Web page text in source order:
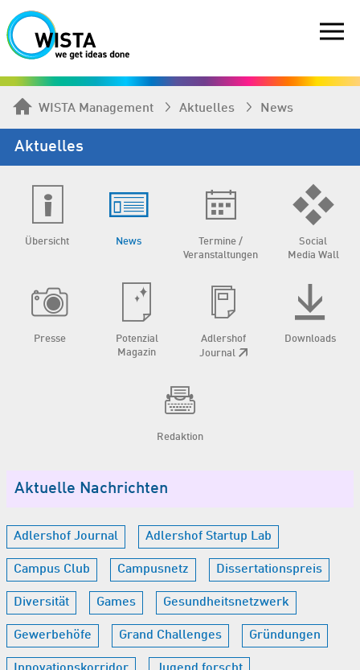
WISTA Management Aktuelles News
Aktuelles
Übersicht News
Termine /
Veranstaltungen
Social
Media Wall
Presse
Potenzial
Magazin
Adlershof
Journal
Downloads
Redaktion
Aktuelle Nachrichten
Adlershof Journal Adlershof Startup Lab
Campus Club Campusnetz Dissertationspreis
Diversität Games Gesundheitsnetzwerk
Gewerbehöfe Grand Challenges Gründungen